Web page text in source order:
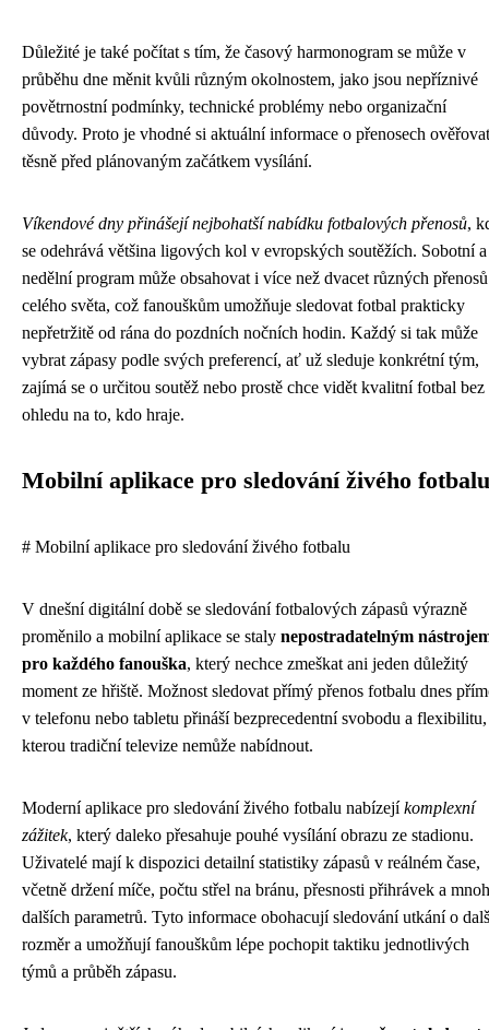
Důležité je také počítat s tím, že časový harmonogram se může v
průběhu dne měnit kvůli různým okolnostem, jako jsou nepříznivé
povětrnostní podmínky, technické problémy nebo organizační
důvody. Proto je vhodné si aktuální informace o přenosech ověřovat
těsně před plánovaným začátkem vysílání.
Víkendové dny přinášejí nejbohatší nabídku fotbalových přenosů,
se odehrává většina ligových kol v evropských soutěžích. Sobotní a
nedělní program může obsahovat i více než dvacet různých
celého světa, což fanouškům umožňuje sledovat fotbal prakticky
nepřetržitě od rána do pozdních nočních hodin. Každý si tak může
vybrat zápasy podle svých preferencí, ať už sleduje konkrétní tým,
zajímá se o určitou soutěž nebo prostě chce vidět kvalitní fotbal bez
ohledu na to, kdo hraje.
Mobilní aplikace pro sledování živého fotbalu
# Mobilní aplikace pro sledování živého fotbalu
V dnešní digitální době se sledování fotbalových zápasů výrazně
proměnilo a mobilní aplikace se staly nepostradatelným
pro každého fanouška, který nechce zmeškat ani jeden důležitý
moment ze hřiště. Možnost sledovat přímý přenos fotbalu dnes
v telefonu nebo tabletu přináší bezprecedentní svobodu a flexibilitu,
kterou tradiční televize nemůže nabídnout.
Moderní aplikace pro sledování živého fotbalu nabízejíkomplexní
zážitek, který daleko přesahuje pouhé vysílání obrazu ze stadionu.
Uživatelé mají k dispozici detailní statistiky zápasů v reálném čase,
včetně držení míče, počtu střel na bránu, přesnosti přihrávek a
dalších parametrů. Tyto informace obohacují sledování utkání o
rozměr a umožňují fanouškům lépe pochopit taktiku jednotlivých
týmů a průběh zápasu.